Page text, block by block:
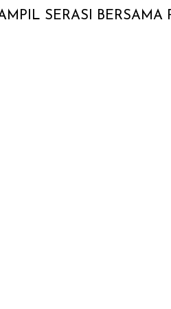
SERASI BERSAMA